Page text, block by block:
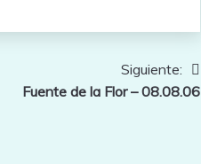
Siguiente:
Fuente de la Flor – 08.08.06